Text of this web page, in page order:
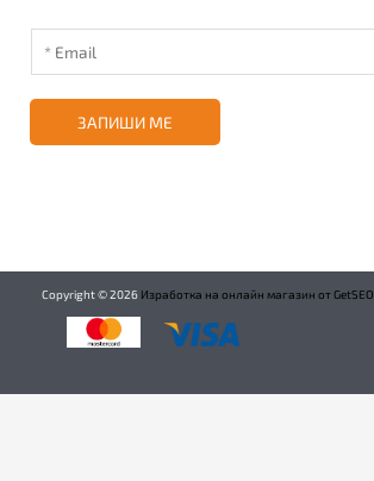
ЗАПИШИ МЕ
Copyright ©2026 Изработка на онлайн магазин от GetSEO